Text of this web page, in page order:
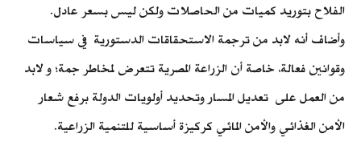
الفلاح بتوريد كميات من الحاصلات ولكن ليس بسعر عادل.
وأضاف أنه لابد من ترجمة الاستحقاقات الدستورية في سياسات
وقوانين فعالة، خاصة أن الزراعة المصرية تتعرض لمخاطر جمة؛ و لابد
من العمل على تعديل المسار وتحديد أولويات الدولة برفع شعار
الأمن الغذائي والأمن المائي كركيزة أساسية للتنمية الزراعية.